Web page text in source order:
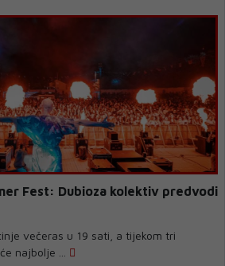
Fest: Dubioza kolektiv predvodi
večeras u 19 sati, a tijekom tri
najbolje ...